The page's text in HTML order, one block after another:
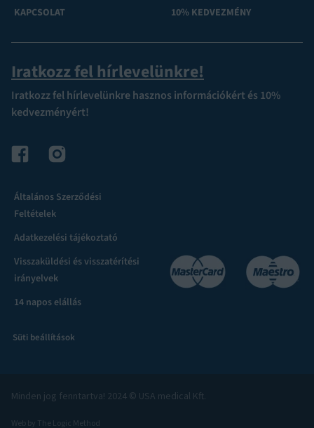
KAPCSOLAT 10% KEDVEZMÉNY
Iratkozz fel hírlevelünkre!
Iratkozz fel hírlevelünkre hasznos információkért és 10%
kedvezményért!
Általános Szerződési
Feltételek
Adatkezelési tájékoztató
Visszaküldési és visszatérítési
irányelvek
14 napos elállás
Süti beállítások
Minden jog fenntartva! 2024 © USA medical Kft.
Web by The Logic Method